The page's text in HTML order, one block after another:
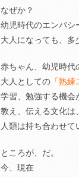
なぜか？
幼児時代のエンパシ
大人になっても、多
赤ちゃん、幼児時代
大人としての 「熟練
学習、勉強する機会
教え、伝える文化は
人類は持ち合わせて
ところが、だ。
今、現在